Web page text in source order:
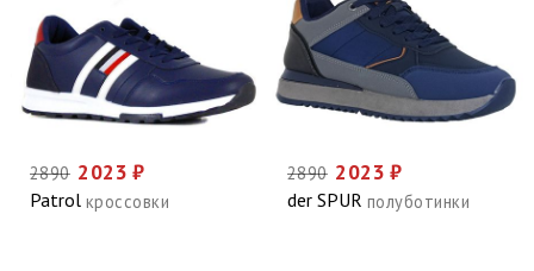
2890 2023 ₽
Patrol кроссовки
2890 2023 ₽
der SPUR полуботинки